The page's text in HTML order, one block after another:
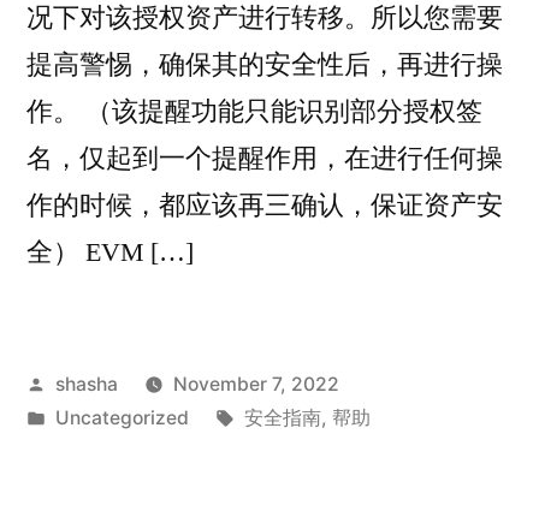
况下对该授权资产进行转移。所以您需要
提高警惕，确保其的安全性后，再进行操
作。 （该提醒功能只能识别部分授权签
名，仅起到一个提醒作用，在进行任何操
作的时候，都应该再三确认，保证资产安
全） EVM […]
Posted
by
shasha
November 7, 2022
Posted
Uncategorized Tags:
安全指南, 帮助